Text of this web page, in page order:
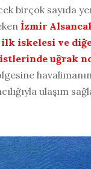
birçok sayıda
İzmir
iskelesi ve
uğrak
ulaşım